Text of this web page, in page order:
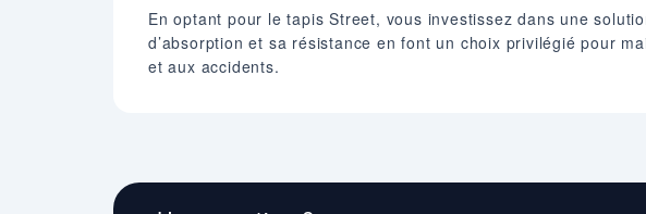
En optant pour le tapis Street, vous investissez dans une
d’absorption et sa résistance en font un choix privilégié pour
et aux accidents.